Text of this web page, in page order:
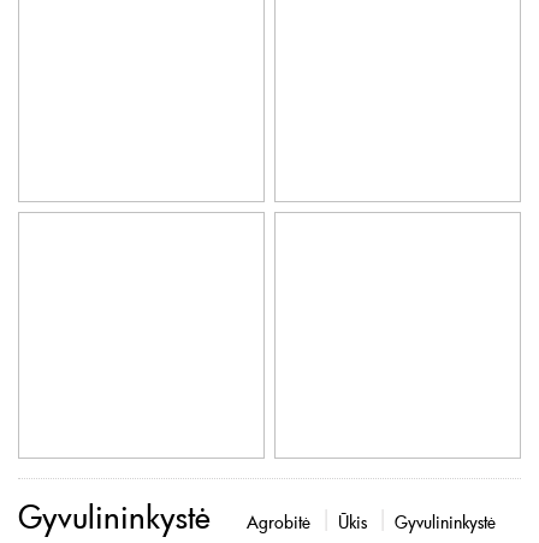
Gyvulininkystė Agrobitė Ūkis Gyvulininkystė